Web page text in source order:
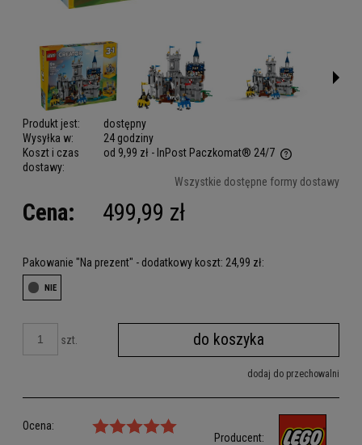
Produkt jest:
dostępny
Wysyłka w:
24 godziny
Koszt i czas
dostawy:
od 9,99 zł - InPost Paczkomat® 24/7
Cena nie zawiera ewentualnych kosztów płatności
Wszystkie dostępne formy dostawy
Cena: 499,99 zł
Pakowanie "Na prezent" - dodatkowy koszt: 24,99 zł:
szt. do koszyka
dodaj do przechowalni
Ocena:
Producent: